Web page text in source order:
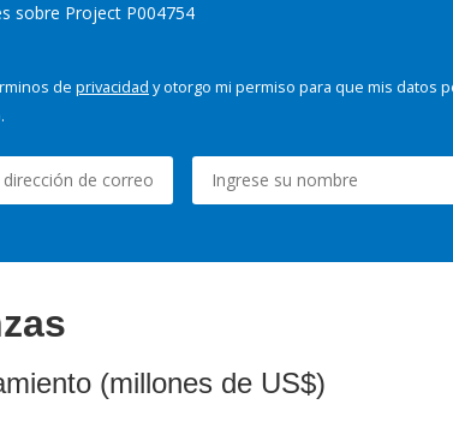
sobre Project P004754
de privacidad y otorgo mi permiso para que mis datos
(millones de US$)